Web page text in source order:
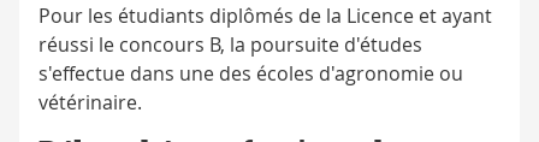
Pour les étudiants diplômés de la Licence et ayant
réussi le concours B, la poursuite d'études
s'effectue dans une des écoles d'agronomie ou
vétérinaire.